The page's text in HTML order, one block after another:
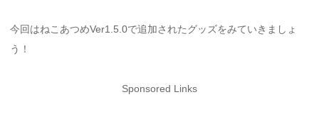
今回はねこあつめVer1.5.0で追加されたグッズをみていきましょ
う！
Sponsored Links